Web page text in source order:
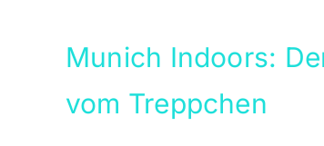
Munich Indoors:
vom Treppchen